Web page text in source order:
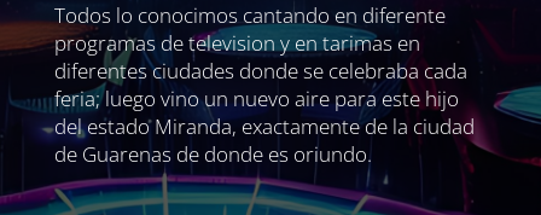
Todos lo conocimos cantando en diferente
programas de television y en tarimas en
diferentes ciudades donde se celebraba cada
feria; luego vino un nuevo aire para este hijo
del estado Miranda, exactamente de la ciudad
de Guarenas de donde es oriundo.